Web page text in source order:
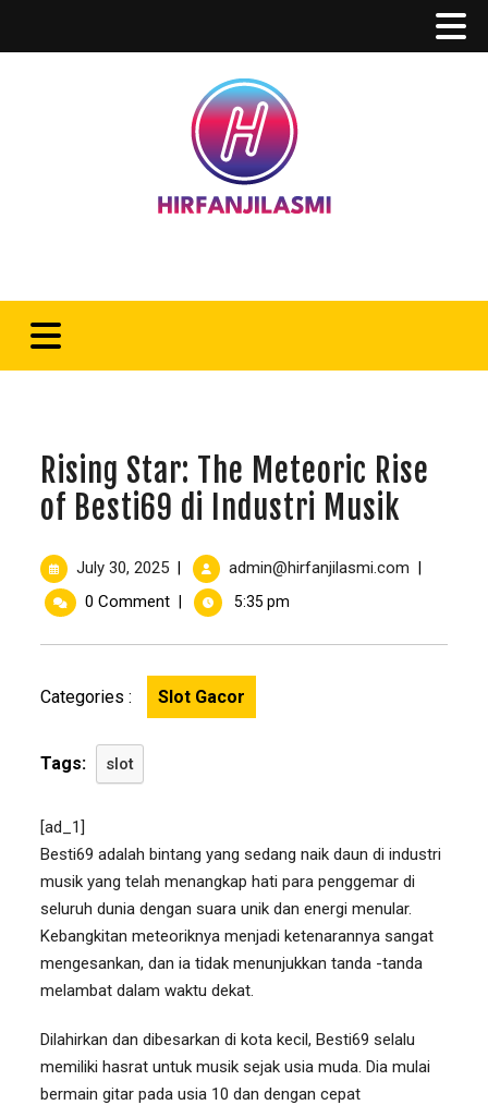
Rising Star: The Meteoric Rise
of Besti69 di Industri Musik
July 30, 2025 admin@hirfanjilasmi.com
0 Comment 5:35 pm
Categories : Slot Gacor
Tags: slot
[ad_1]
Besti69 adalah bintang yang sedang naik daun di industri
musik yang telah menangkap hati para penggemar di
seluruh dunia dengan suara unik dan energi menular.
Kebangkitan meteoriknya menjadi ketenarannya sangat
mengesankan, dan ia tidak menunjukkan tanda -tanda
melambat dalam waktu dekat.
Dilahirkan dan dibesarkan di kota kecil, Besti69 selalu
memiliki hasrat untuk musik sejak usia muda. Dia mulai
bermain gitar pada usia 10 dan dengan cepat